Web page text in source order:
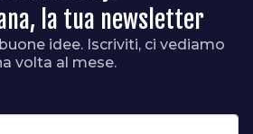
la tua newsletter
idee. Iscriviti, ci vediamo
volta al mese.